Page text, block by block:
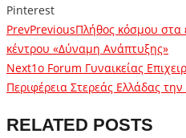
Pinterest
PrevPreviousΠλήθος κόσμου στα
κέντρου «Δύναμη Ανάπτυξης»
Next1ο Forum Γυναικείας
Περιφέρεια Στερεάς Ελλάδας
RELATED POSTS